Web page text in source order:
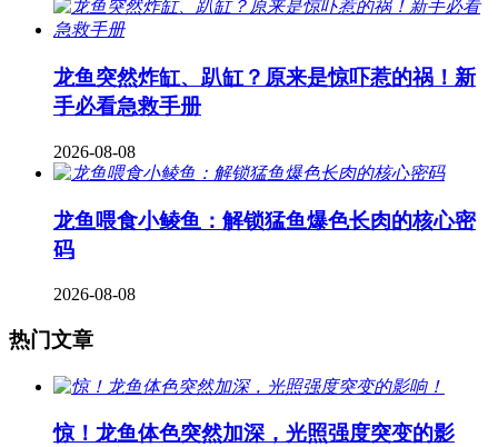
龙鱼突然炸缸、趴缸？原来是惊吓惹的祸！新
手必看急救手册
2026-08-08
龙鱼喂食小鲮鱼：解锁猛鱼爆色长肉的核心密
码
2026-08-08
热门文章
惊！龙鱼体色突然加深，光照强度突变的影